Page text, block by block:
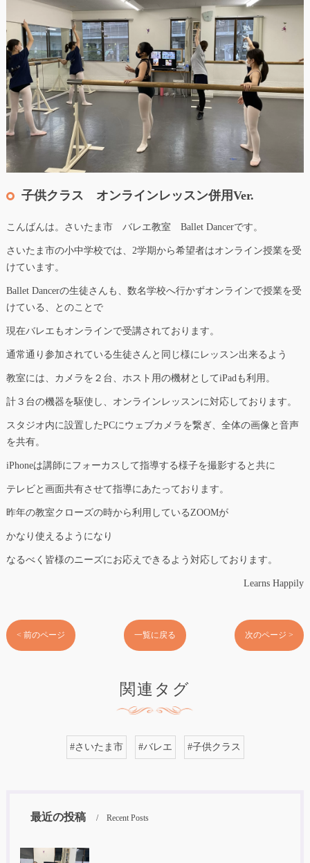
子供クラス オンラインレッスン併用Ver.
こんばんは。さいたま市 バレエ教室 Ballet Dancerです。
さいたま市の小中学校では、2学期から希望者はオンライン授業を受
けています。
Ballet Dancerの生徒さんも、数名学校へ行かずオンラインで授業を受
けている、とのことで
現在バレエもオンラインで受講されております。
通常通り参加されている生徒さんと同じ様にレッスン出来るよう
教室には、カメラを２台、ホスト用の機材としてiPadも利用。
計３台の機器を駆使し、オンラインレッスンに対応しております。
スタジオ内に設置したPCにウェブカメラを繋ぎ、全体の画像と音声
を共有。
iPhoneは講師にフォーカスして指導する様子を撮影すると共に
テレビと画面共有させて指導にあたっております。
昨年の教室クローズの時から利用しているZOOMが
かなり使えるようになり
なるべく皆様のニーズにお応えできるよう対応しております。
Learns Happily
< 前のページ 一覧に戻る 次のページ >
関連タグ
#さいたま市 #バレエ #子供クラス
最近の投稿 Recent Posts